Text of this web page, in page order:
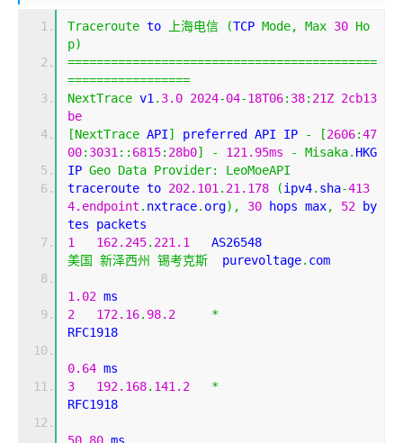
Traceroute to 上海电信 (TCP Mode, Max 30 Ho
p)
===========================================
=================
NextTrace v1 . 3.0 2024-04-18T06: 38: 21Z 2cb13
be
[NextTrace API] preferred API IP - [2606:47
00: 3031 :: 6815: 28b0] - 121.95ms - Misaka. HKG
IP Geo Data Provider:
LeoMoeAPI
traceroute to 202.101 . 21.178 (ipv4. sha-413
4.endpoint . nxtrace. org), 30 hops max, 52 by
tes packets
1
162.245. 221.1
美国
新泽西州 锡考克斯
  purevoltage
. com
1.02 ms
2
172.16. 98.2
*
RFC1918
0.64 ms
3
192.168. 141.2
*
RFC1918
50.80 ms